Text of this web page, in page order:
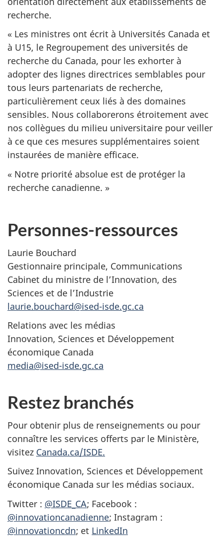
recherche.
« Les ministres ont écrit à Universités Canada et
à U15, le Regroupement des universités de
recherche du Canada, pour les exhorter à
adopter des lignes directrices semblables pour
tous leurs partenariats de recherche,
particulièrement ceux liés à des domaines
sensibles. Nous collaborerons étroitement avec
nos collègues du milieu universitaire pour veiller
à ce que ces mesures supplémentaires soient
instaurées de manière efficace.
« Notre priorité absolue est de protéger la
recherche canadienne. »
Personnes-ressources
Laurie Bouchard
Gestionnaire principale, Communications
Cabinet du ministre de l’Innovation, des
Sciences et de l’Industrie
laurie.bouchard@ised-isde.gc.ca
Relations avec les médias
Innovation, Sciences et Développement
économique Canada
media@ised-isde.gc.ca
Restez branchés
Pour obtenir plus de renseignements ou pour
connaître les services offerts par le Ministère,
visitez Canada.ca/ISDE.
Suivez Innovation, Sciences et Développement
économique Canada sur les médias sociaux.
Twitter : @ISDE_CA; Facebook :
@innovationcanadienne; Instagram :
@innovationcdn; et LinkedIn